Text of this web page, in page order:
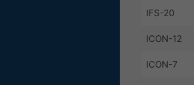
IFS-20
ICON-12
ICON-7